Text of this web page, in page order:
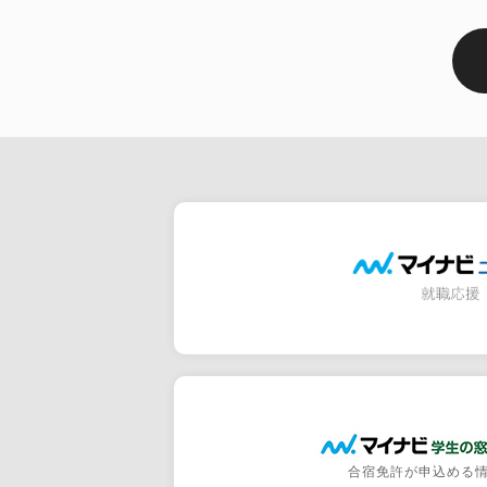
合宿免許が申込める